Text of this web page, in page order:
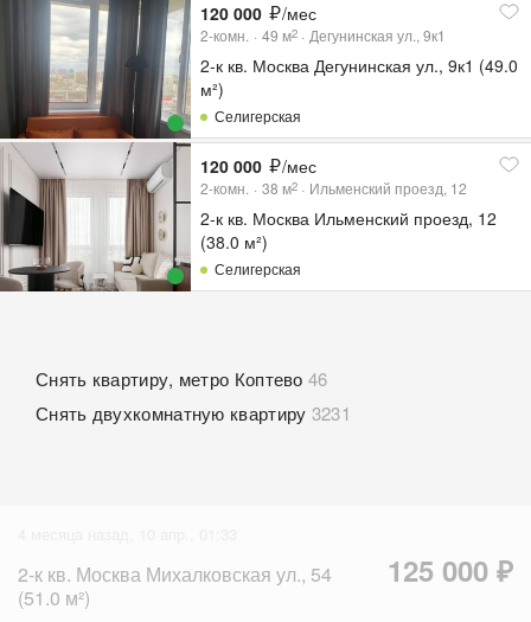
120 000 /мес
2-комн. 49 м2 Дегунинская ул., 9к1
2-к кв. Москва Дегунинская ул., 9к1 (49.0
м²)
Селигерская
120 000 /мес
2-комн. 38 м2 Ильменский проезд, 12
2-к кв. Москва Ильменский проезд, 12
(38.0 м²)
Селигерская
Снять квартиру, метро Коптево 46
Снять двухкомнатную квартиру 3231
2-к кв. Москва Михалковская ул., 54
(51.0 м²)
125 000 ₽